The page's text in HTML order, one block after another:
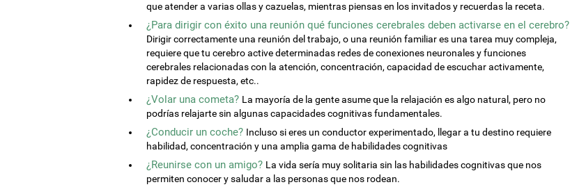
que atender a varias ollas y cazuelas, mientras piensas en los invitados y recuerdas la receta.
¿Para dirigir con éxito una reunión qué funciones cerebrales deben activarse en el cerebro?
Dirigir correctamente una reunión del trabajo, o una reunión familiar es una tarea muy compleja,
requiere que tu cerebro active determinadas redes de conexiones neuronales y funciones
cerebrales relacionadas con la atención, concentración, capacidad de escuchar activamente,
rapidez de respuesta, etc..
¿Volar una cometa? La mayoría de la gente asume que la relajación es algo natural, pero no
podrías relajarte sin algunas capacidades cognitivas fundamentales.
¿Conducir un coche? Incluso si eres un conductor experimentado, llegar a tu destino requiere
habilidad, concentración y una amplia gama de habilidades cognitivas
¿Reunirse con un amigo? La vida sería muy solitaria sin las habilidades cognitivas que nos
permiten conocer y saludar a las personas que nos rodean.